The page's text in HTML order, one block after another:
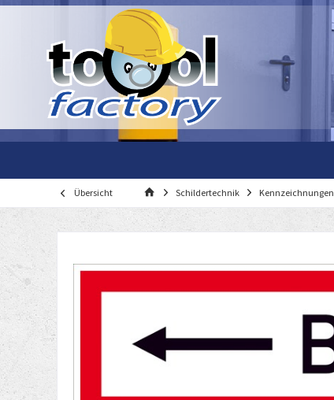
Übersicht Schildertechnik Kennzeichnungen